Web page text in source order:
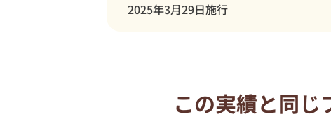
2025年3月29日施行
この実績と同じ